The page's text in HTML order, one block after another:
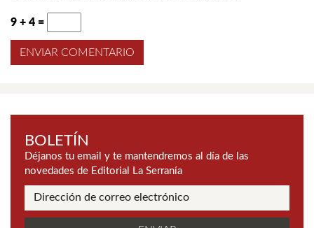
9 + 4 =
BOLETÍN
Déjanos tu email y te mantendremos al día de las
novedades de Editorial La Serranía